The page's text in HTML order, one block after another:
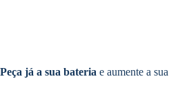
Peça já a sua bateria e aumente a